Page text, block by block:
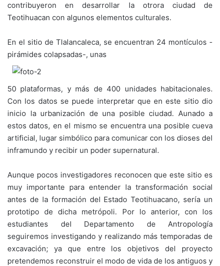
contribuyeron en desarrollar la otrora ciudad de
Teotihuacan con algunos elementos culturales.
En el sitio de Tlalancaleca, se encuentran 24 montículos -
pirámides colapsadas-, unas
50 plataformas, y más de 400 unidades habitacionales.
Con los datos se puede interpretar que en este sitio dio
inicio la urbanización de una posible ciudad. Aunado a
estos datos, en el mismo se encuentra una posible cueva
artificial, lugar simbólico para comunicar con los dioses del
inframundo y recibir un poder supernatural.
Aunque pocos investigadores reconocen que este sitio es
muy importante para entender la transformación social
antes de la formación del Estado Teotihuacano, sería un
prototipo de dicha metrópoli. Por lo anterior, con los
estudiantes del Departamento de Antropología
seguiremos investigando y realizando más temporadas de
excavación; ya que entre los objetivos del proyecto
pretendemos reconstruir el modo de vida de los antiguos y